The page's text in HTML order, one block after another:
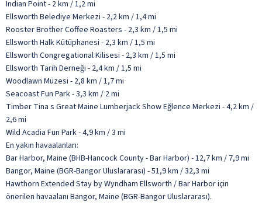
Indian Point - 2 km / 1,2 mi
Ellsworth Belediye Merkezi - 2,2 km / 1,4 mi
Rooster Brother Coffee Roasters - 2,3 km / 1,5 mi
Ellsworth Halk Kütüphanesi - 2,3 km / 1,5 mi
Ellsworth Congregational Kilisesi - 2,3 km / 1,5 mi
Ellsworth Tarih Derneği - 2,4 km / 1,5 mi
Woodlawn Müzesi - 2,8 km / 1,7 mi
Seacoast Fun Park - 3,3 km / 2 mi
Timber Tina s Great Maine Lumberjack Show Eğlence Merkezi - 4,2 km /
2,6 mi
Wild Acadia Fun Park - 4,9 km / 3 mi
En yakın havaalanları:
Bar Harbor, Maine (BHB-Hancock County - Bar Harbor) - 12,7 km / 7,9 mi
Bangor, Maine (BGR-Bangor Uluslararası) - 51,9 km / 32,3 mi
Hawthorn Extended Stay by Wyndham Ellsworth / Bar Harbor için
önerilen havaalanı Bangor, Maine (BGR-Bangor Uluslararası).